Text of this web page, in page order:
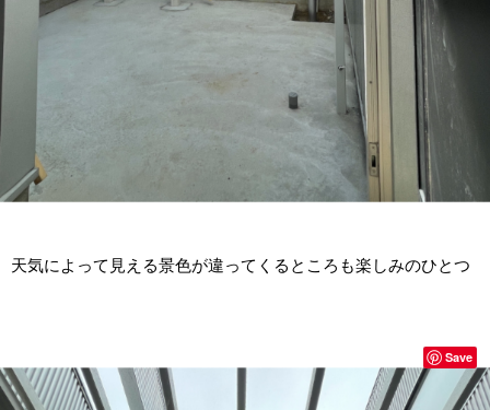
天気によって見える景色が違ってくるところも楽しみのひとつ
Save